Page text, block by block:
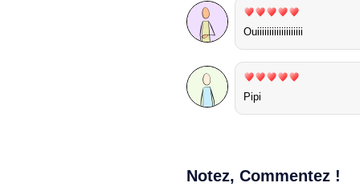
Ouiiiiiiiiiiiiiiiiiii
Pipi
Notez, Commentez !